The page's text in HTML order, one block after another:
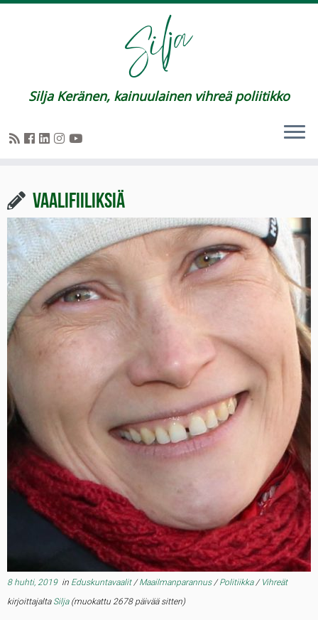
Silja Keränen, kainuulainen vihreä poliitikko
Vaalifiiliksiä
8 huhti, 2019in Eduskuntavaalit/Maailmanparannus/Politiikka/ Vihreät
kirjoittajalta Silja(muokattu 2678 päivää sitten)